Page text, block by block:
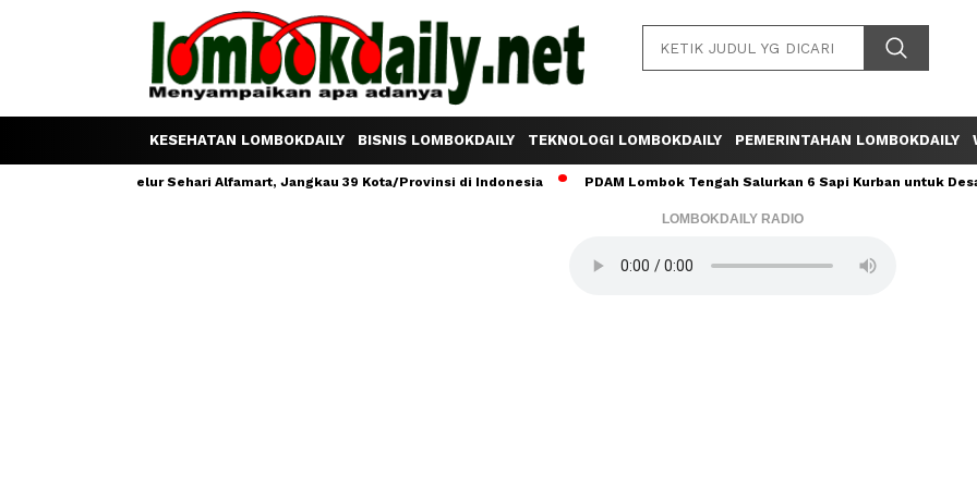
KESEHATAN LOMBOKDAILY BISNIS LOMBOKDAILY TEKNOLOGI LOMBOKDAILY PEMERINTAHAN LOMBOKDAILY
Satu Telur Sehari Alfamart, Jangkau 39 Kota/Provinsi di Indonesia PDAM Lombok Tengah Salurkan 6 Sapi Kurban untuk Desa Sumber
LOMBOKDAILY RADIO